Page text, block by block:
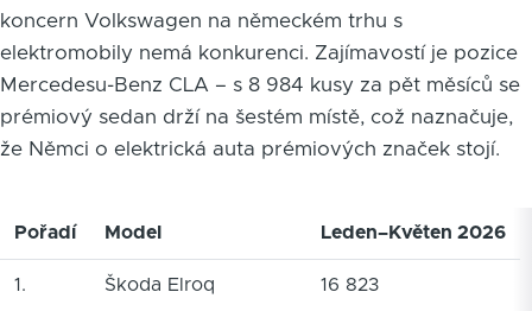
koncern Volkswagen na německém trhu s
elektromobily nemá konkurenci. Zajímavostí je pozice
Mercedesu-Benz CLA – s 8 984 kusy za pět měsíců se
prémiový sedan drží na šestém místě, což naznačuje,
že Němci o elektrická auta prémiových značek stojí.
Pořadí Model Leden–Květen 2026
1. Škoda Elroq 16 823